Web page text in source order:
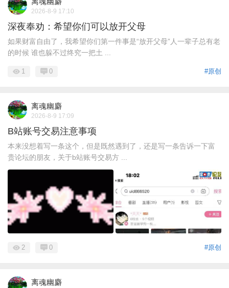
2026-8-9 17:10
深夜奉劝：希望你们可以放开父母
如果财富自由了，我希望你们第一件事是“放开父母”人一辈子总有老
的时候 谁也躲不过终究一把土 ...
#原创
1 0
离魂幽麝
2026-8-9 17:09
B站账号交易注意事项
本来没想着写一条这个，但是既然遇到了，还是写一条告诉一下富
贵论坛的朋友，关于b站账号交易方 ...
#原创
2 0
离魂幽麝